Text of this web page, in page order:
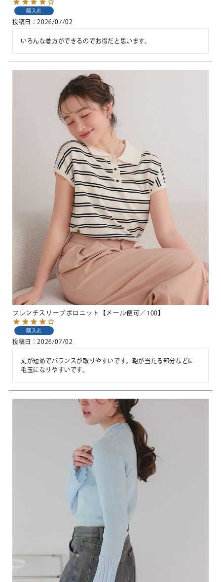
購入者
投稿日 2026/07/02
いろんな着方ができるのでお得だと思います。
フレンチスリーブポロニット【メール便可／100】
購入者
投稿日 2026/07/02
丈が短めでバランスが取りやすいです。鞄が当たる部分などに
毛玉になりやすいです。